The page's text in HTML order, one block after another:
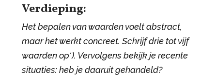
Verdieping:
Het bepalen van waarden voelt abstract,
maar het werkt concreet. Schrijf drie tot vijf
waarden op*). Vervolgens bekijk je recente
situaties: heb je daaruit gehandeld?